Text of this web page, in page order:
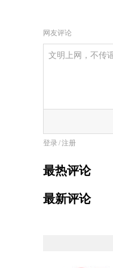
网友评论
登录/注册
最热评论
最新评论